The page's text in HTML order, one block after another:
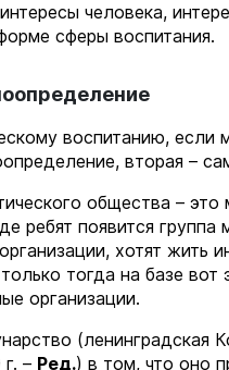
человека,
сферы воспитания.
воспитанию,
вторая –
общества –
ребят появится
хотят жить
тогда на базе
организации.
(ленинградская
– Ред.) в том, что оно